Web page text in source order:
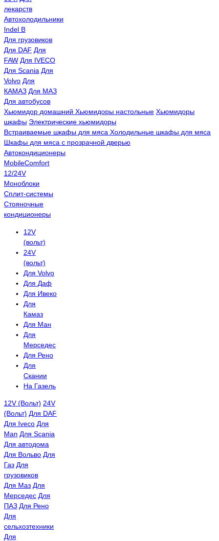
лекарств
Автохолодильники
Indel B
Для грузовиков
Для DAF Для
FAW Для IVECO
Для Scania Для
Volvo Для
КАМАЗ Для МАЗ
Для автобусов
Хьюмидор домашний Хьюмидоры настольные Хьюмидоры
шкафы Электрические хьюмидоры
Встраиваемые шкафы для мяса Холодильные шкафы для мяса
Шкафы для мяса с прозрачной дверью
Автокондиционеры
MobileComfort
12/24V
Моноблоки
Сплит-системы
Стояночные
кондиционеры
12V
(вольт)
24V
(вольт)
Для Volvo
Для Даф
Для Ивеко
Для
Камаз
Для Ман
Для
Мерседес
Для Рено
Для
Скании
На Газель
12V (Вольт) 24V
(Вольт) Для DAF
Для Iveco Для
Man Для Scania
Для автодома
Для Вольво Для
Газ Для
грузовиков
Для Маз Для
Мерседес Для
ПАЗ Для Рено
Для
сельхозтехники
Для